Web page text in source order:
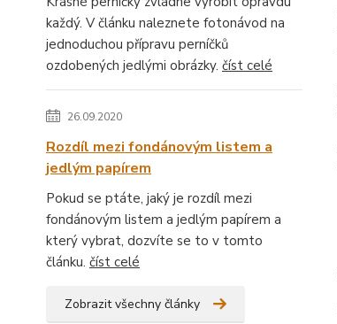
každý. V článku naleznete fotonávod na
jednoduchou přípravu perníčků
ozdobených jedlými obrázky. číst celé
26.09.2020
Rozdíl mezi fondánovým listem a
jedlým papírem
Pokud se ptáte, jaký je rozdíl mezi
fondánovým listem a jedlým papírem a
který vybrat, dozvíte se to v tomto
článku. číst celé
Zobrazit všechny články